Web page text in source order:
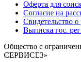
Оферта для
Согласие на
Свидетельство
Выписка гос.
Общество с
СЕРВИСЕЗ»